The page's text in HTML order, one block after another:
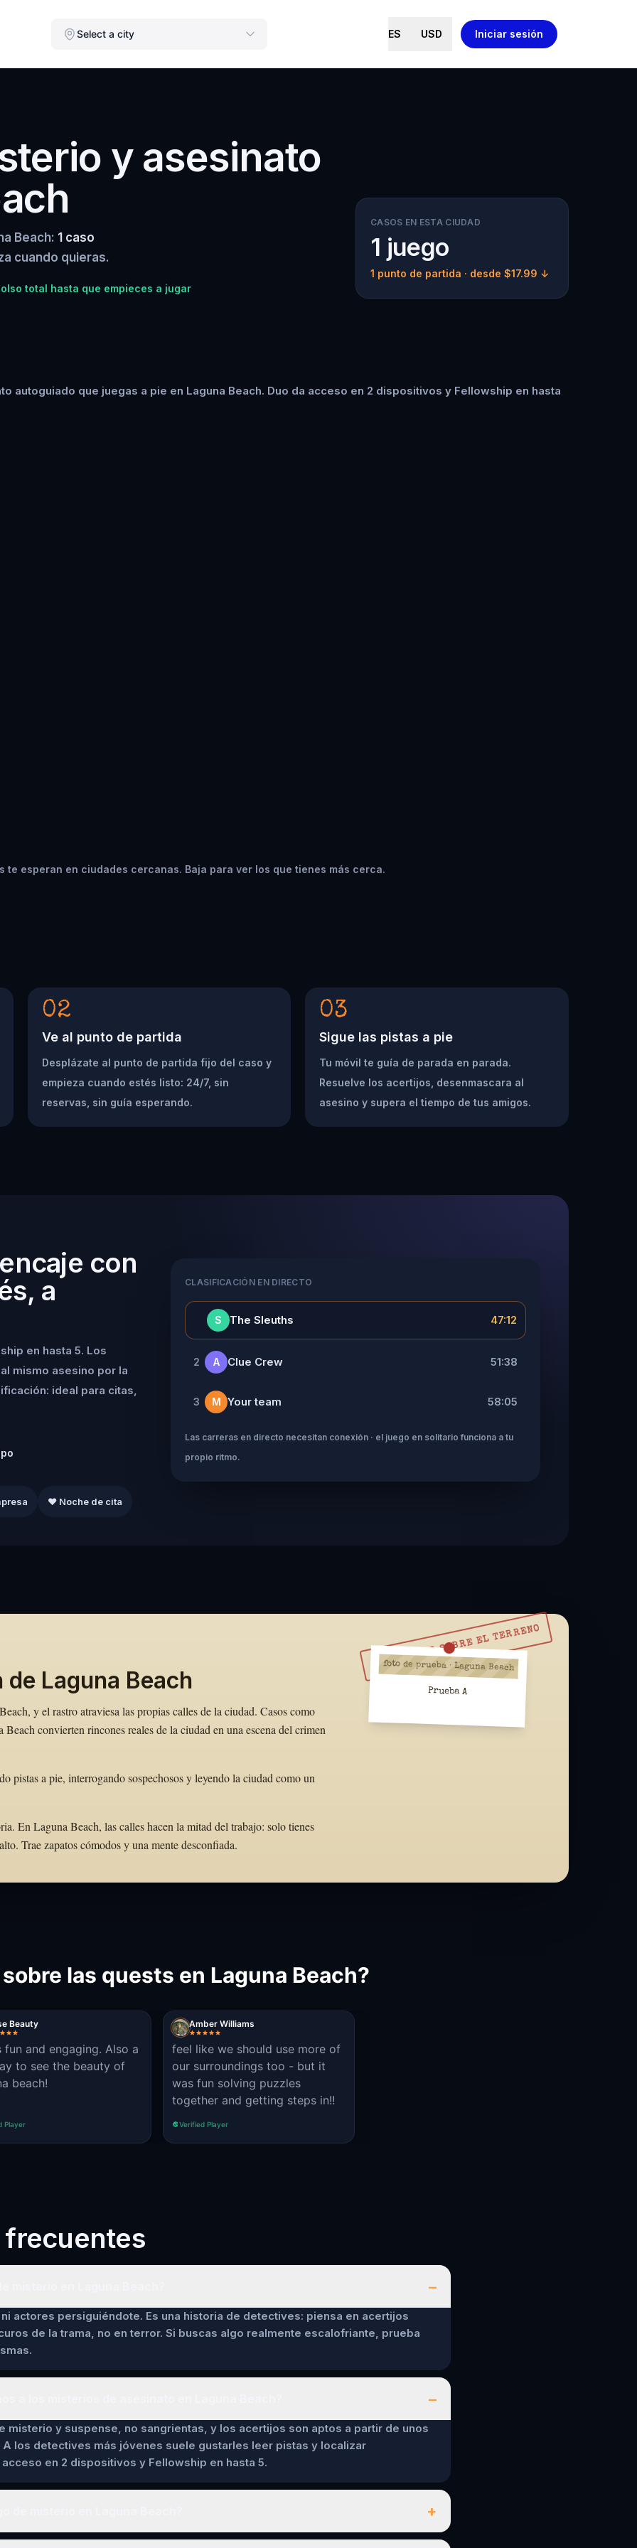
Select a city ES USD Iniciar sesión
y asesinato
Beach: 1 caso
cuando quieras.
total hasta que empieces a jugar
CASOS EN ESTA CIUDAD
1 juego
1 punto de partida · desde $17.99 ↓
autoguiado que juegas a pie en Laguna Beach. Duo da acceso en 2 dispositivos y Fellowship en hasta
te esperan en ciudades cercanas. Baja para ver los que tienes más cerca.
02
Ve al punto de partida
Desplázate al punto de partida fijo del caso y
empieza cuando estés listo: 24/7, sin
reservas, sin guía esperando.
03
Sigue las pistas a pie
Tu móvil te guía de parada en parada.
Resuelve los acertijos, desenmascara al
asesino y supera el tiempo de tus amigos.
con
a
en hasta 5. Los
mismo asesino por la
ideal para citas,
❤️ Noche de cita
CLASIFICACIÓN EN DIRECTO
S The Sleuths 47:12
2 A Clue Crew 51:38
3 M Your team 58:05
Las carreras en directo necesitan conexión · el juego en solitario funciona a tu
propio ritmo.
RESUÉLVELO SOBRE EL TERRENO
Laguna Beach
y el rastro atraviesa las propias calles de la ciudad. Casos como
convierten rincones reales de la ciudad en una escena del crimen
pistas a pie, interrogando sospechosos y leyendo la ciudad como un
En Laguna Beach, las calles hacen la mitad del trabajo: solo tienes
Trae zapatos cómodos y una mente desconfiada.
foto de prueba · Laguna Beach
Prueba A
las quests en Laguna Beach?
Beauty
fun and engaging. Also a
to see the beauty of
beach!
Player
Amber Williams
feel like we should use more of
our surroundings too - but it
was fun solving puzzles
together and getting steps in!!
Verified Player
frecuentes
–
actores persiguiéndote. Es una historia de detectives: piensa en acertijos
de la trama, no en terror. Si buscas algo realmente escalofriante, prueba
–
misterio y suspense, no sangrientas, y los acertijos son aptos a partir de unos
A los detectives más jóvenes suele gustarles leer pistas y localizar
en 2 dispositivos y Fellowship en hasta 5.
+